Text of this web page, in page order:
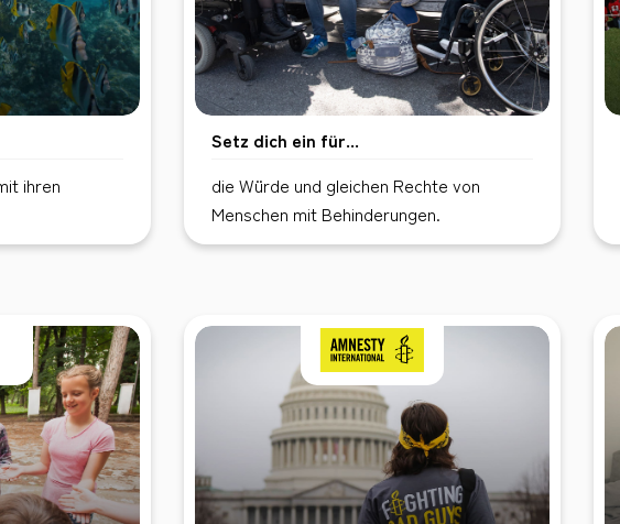
ihren
Setz dich ein für...
die Würde und gleichen Rechte von
Menschen mit Behinderungen.